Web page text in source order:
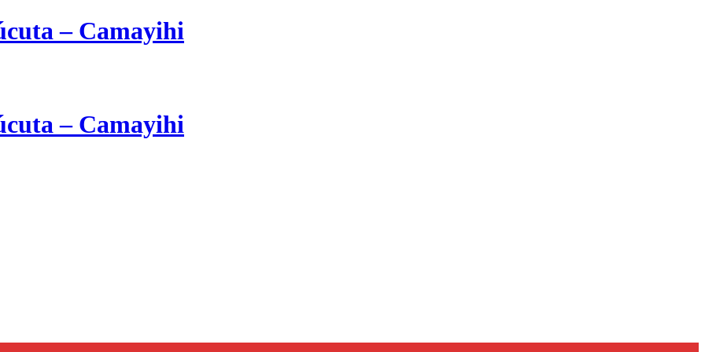
– Camayihi
– Camayihi